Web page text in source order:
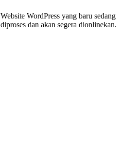
Website WordPress yang baru sedang
diproses dan akan segera dionlinekan.